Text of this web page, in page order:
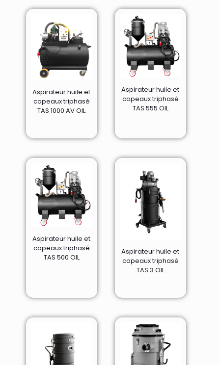
Aspirateur huile et
copeaux triphasé
TAS 1000 AV OIL
Aspirateur huile et
copeaux triphasé
TAS 555 OIL
Aspirateur huile et
copeaux triphasé
TAS 500 OIL
Aspirateur huile et
copeaux triphasé
TAS 3 OIL